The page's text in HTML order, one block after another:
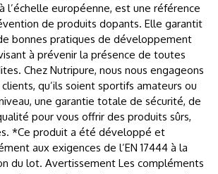
l’échelle européenne, est une référence
de produits dopants. Elle garantit
bonnes pratiques de développement
à prévenir la présence de toutes
Chez Nutripure, nous nous engageons
qu’ils soient sportifs amateurs ou
une garantie totale de sécurité, de
pour vous offrir des produits sûrs,
*Ce produit a été développé et
aux exigences de l’EN 17444 à la
du lot. Avertissement Les compléments